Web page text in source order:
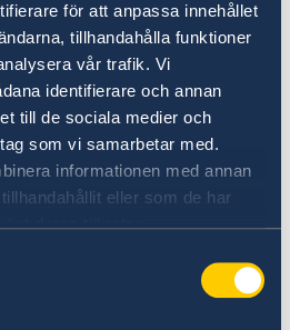
för att anpassa innehållet
tillhandahålla funktioner
vår trafik. Vi
identifierare och annan
till de sociala medier och
som vi samarbetar med.
informationen med annan
eller som de har
deras tjänster.
i världen
och beredskap
med
och räddningsteam,
största humanitära
stora kärnstöd till både
Rödakors- och